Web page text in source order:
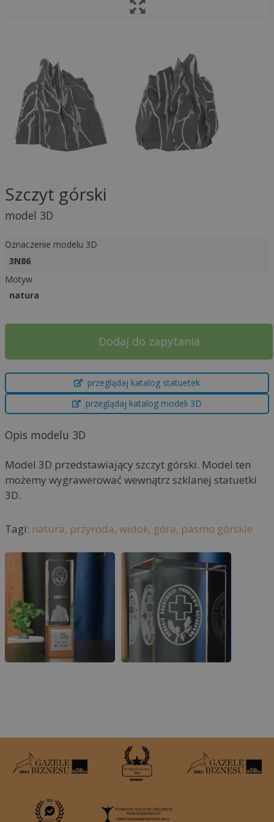
Szczyt górski
model 3D
Oznaczenie modelu 3D
3N86
Motyw
natura
Dodaj do zapytania
A
t
e
r
a
t
i
e
przeglądaj katalog statuetek
przeglądaj katalog modeli 3D
Opis modelu 3D
Model 3D przedstawiający szczyt górski. Model ten
możemy wygrawerować wewnątrz szklanej statuetki
3D.
Tagi: natura, przyroda, widok, góra, pasmo górskie